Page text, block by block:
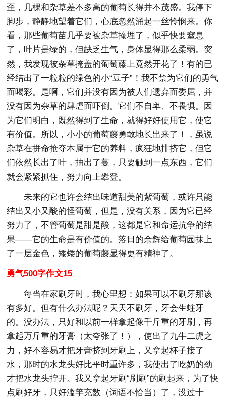
歪，几棵和杂草差不多高的葡萄长得并不茂盛。我停下
脚步，静静地望着它们，心底忽然涌起一丝怜悯来。你
看，那些葡萄苗几乎要被杂草掩埋了，似乎快要窒息
了，叶片是绿的，但缺乏生气，身体显得那么柔弱。突
然，我发现被杂草掩盖的葡萄藤上竟然开花了！有的已
经结出了一粒粒的绿色的小“豆子”！我不禁为它们的勇气
而喝彩。是啊，它们并没有因为被人们遗弃而委屈，并
没有因为杂草的肆虐而吓倒。它们不自卑、不畏惧。因
为它们明白，既然得到了生命，就得好好使用它，使它
有价值。所以，小小的葡萄藤勇敢地长出来了！，虽说
杂草在拼命抢夺本属于它的养料，疯狂地排挤它，但它
们依然长出了叶，抽出了蔓，只要触到一点东西，它们
就会紧紧抓住，努力向上攀登。
未来的它也许会结出味道甜美的紫葡萄，或许只能
结出又小又酸的怪葡萄，但是，没有关系，因为它已经
努力了，不管葡萄是甜是酸，这都是它和命运抗争的结
果——它的生命是有价值的。落日的余辉给葡萄园抹上
了一层金色，矮矮的葡萄藤显得更有精神了。
勇气500字作文15
每当在家刷牙时，我心里想：如果可以不刷牙那该
有多好。但有什么办法呢？天天不刷牙，牙会生蛀牙
的。没办法，只好和以前一样拿起像千斤重的牙刷，再
拿起万斤重的牙膏（太夸张了！），使出了九牛二虎之
力，好不容易才把牙膏挤到牙刷上，又拿起杯子接了
水，那时的水龙头好比平时重许多，我使出了吃奶的劲
才把水龙头拧开。我又拿起牙刷“刷刷”的刷起来，为了快
点刷好牙，只好滥竽充数（词语不恰当）了，没过十